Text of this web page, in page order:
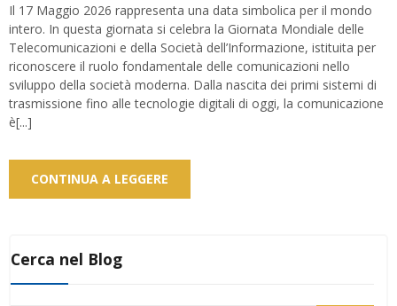
Il 17 Maggio 2026 rappresenta una data simbolica per il mondo
intero. In questa giornata si celebra la Giornata Mondiale delle
Telecomunicazioni e della Società dell’Informazione, istituita per
riconoscere il ruolo fondamentale delle comunicazioni nello
sviluppo della società moderna. Dalla nascita dei primi sistemi di
trasmissione fino alle tecnologie digitali di oggi, la comunicazione
è[...]
CONTINUA A LEGGERE
Cerca nel Blog